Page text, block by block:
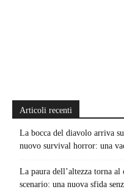
Articoli recenti
La bocca del diavolo arriva
nuovo survival horror: una
La paura dell’altezza torna
scenario: una nuova sfida